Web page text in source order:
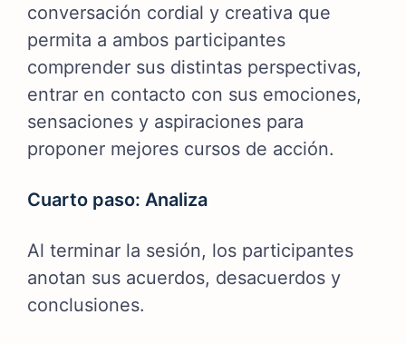
conversación cordial y creativa que
permita a ambos participantes
comprender sus distintas perspectivas,
entrar en contacto con sus emociones,
sensaciones y aspiraciones para
proponer mejores cursos de acción.
Cuarto paso: Analiza
Al terminar la sesión, los participantes
anotan sus acuerdos, desacuerdos y
conclusiones.